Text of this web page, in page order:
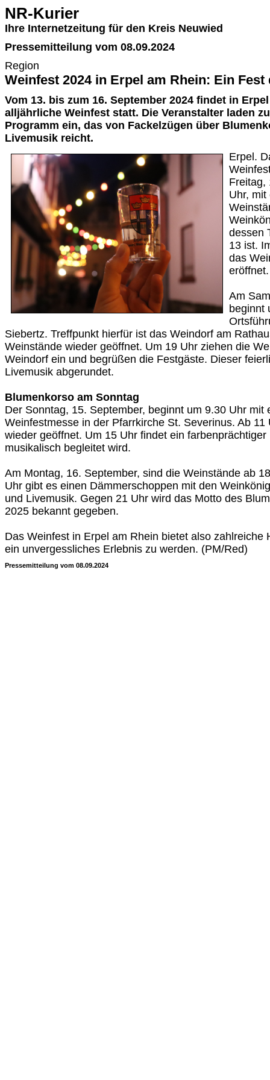
NR-Kurier
Ihre Internetzeitung für den Kreis Neuwied
Pressemitteilung vom 08.09.2024
Region
Weinfest 2024 in Erpel am Rhein: Ein Fest
Vom 13. bis zum 16. September 2024 findet in
alljährliche Weinfest statt. Die Veranstalter laden
Programm ein, das von Fackelzügen über
Livemusik reicht.
Erpel.
Freitag,
Uhr, mit
dessen
13 ist.
das
eröffnet.
Am
beginnt
Siebertz. Treffpunkt hierfür ist das Weindorf am
Weinstände wieder geöffnet. Um 19 Uhr ziehen die
Weindorf ein und begrüßen die Festgäste. Dieser
Livemusik abgerundet.
Blumenkorso am Sonntag
Der Sonntag, 15. September, beginnt um 9.30 Uhr mit
Weinfestmesse in der Pfarrkirche St. Severinus. Ab
wieder geöffnet. Um 15 Uhr findet ein
musikalisch begleitet wird.
Am Montag, 16. September, sind die Weinstände ab
Uhr gibt es einen Dämmerschoppen mit den
und Livemusik. Gegen 21 Uhr wird das Motto des
2025 bekannt gegeben.
Das Weinfest in Erpel am Rhein bietet also zahlreiche
ein unvergessliches Erlebnis zu werden. (PM/Red)
Pressemitteilung vom 08.09.2024